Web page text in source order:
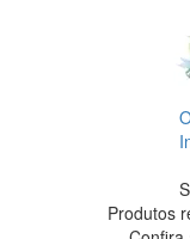
Produtos